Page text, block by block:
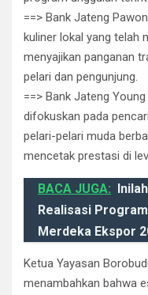
​==> Bank Jateng
kuliner lokal yang telah
menyajikan panganan
pelari dan pengunjung.
​==> Bank Jateng
difokuskan pada
pelari-pelari muda
mencetak prestasi di
BACA JUGA:
Realisasi
Merdeka Ekspor
​Ketua Yayasan
menambahkan bahwa